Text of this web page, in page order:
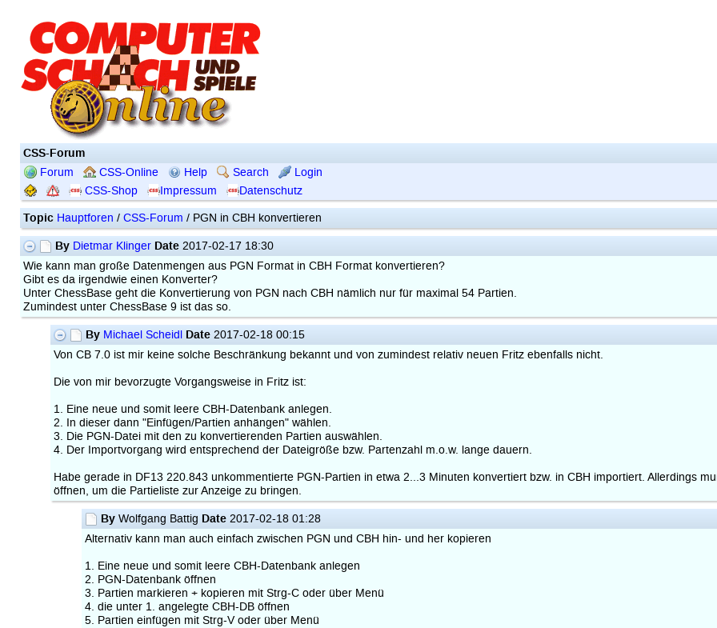
CSS-Forum
Forum CSS-Online Help Search
Login
CSS-Shop
Impressum Datenschutz
Topic Hauptforen / CSS-Forum / PGN in CBH konvertieren
By Dietmar Klinger Date2017-02-17 18:30
Wie kann man große Datenmengen aus PGN Format in CBH Format konvertieren?
Gibt es da irgendwie einen Konverter?
Unter ChessBase geht die Konvertierung von PGN nach CBH nämlich nur für maximal 54 Partien.
Zumindest unter ChessBase 9 ist das so.
By Michael Scheidl Date 2017-02-18 00:15
Von CB 7.0 ist mir keine solche Beschränkung bekannt und von zumindest relativ neuen Fritz ebenfalls nicht.
Die von mir bevorzugte Vorgangsweise in Fritz ist:
1. Eine neue und somit leere CBH-Datenbank anlegen.
2. In dieser dann "Einfügen/Partien anhängen" wählen.
3. Die PGN-Datei mit den zu konvertierenden Partien auswählen.
4. Der Importvorgang wird entsprechend der Dateigröße bzw. Partenzahl m.o.w. lange dauern.
Habe gerade in DF13 220.843 unkommentierte PGN-Partien in etwa 2...3 Minuten konvertiert bzw. in CBH importiert. Allerdings
öffnen, um die Partieliste zur Anzeige zu bringen.
By Wolfgang Battig Date 2017-02-18 01:28
Alternativ kann man auch einfach zwischen PGN und CBH hin- und her kopieren
1. Eine neue und somit leere CBH-Datenbank anlegen
2. PGN-Datenbank öffnen
3. Partien markieren + kopieren mit Strg-C oder über Menü
4. die unter 1. angelegte CBH-DB öffnen
5. Partien einfügen mit Strg-V oder über Menü